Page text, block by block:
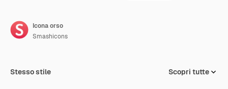
Icona orso
Smashicons
Stesso stile Scopri tutte